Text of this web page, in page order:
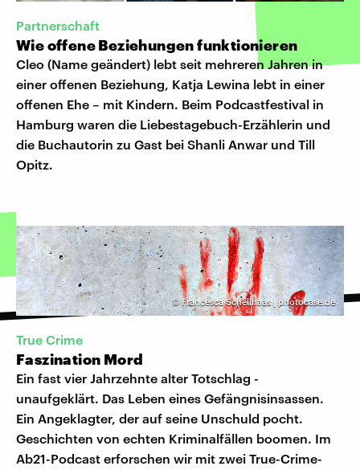
Partnerschaft
Wie offene Beziehungen funktionieren
Cleo (Name geändert) lebt seit mehreren Jahren in
einer offenen Beziehung, Katja Lewina lebt in einer
offenen Ehe – mit Kindern. Beim Podcastfestival in
Hamburg waren die Liebestagebuch-Erzählerin und
die Buchautorin zu Gast bei Shanli Anwar und Till
Opitz.
©Francesca Schellhaas | photocase.de
True Crime
Faszination Mord
Ein fast vier Jahrzehnte alter Totschlag -
unaufgeklärt. Das Leben eines Gefängnisinsassen.
Ein Angeklagter, der auf seine Unschuld pocht.
Geschichten von echten Kriminalfällen boomen. Im
Ab21-Podcast erforschen wir mit zwei True-Crime-